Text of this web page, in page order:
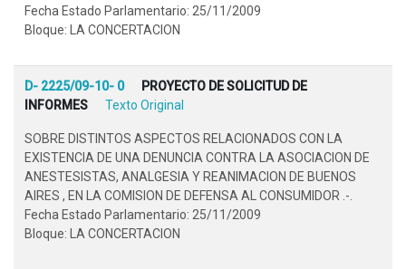
Fecha Estado Parlamentario: 25/11/2009
Bloque: LA CONCERTACION
D- 2225/09-10- 0
PROYECTO DE SOLICITUD DE
INFORMES
Texto Original
SOBRE DISTINTOS ASPECTOS RELACIONADOS CON LA
EXISTENCIA DE UNA DENUNCIA CONTRA LA ASOCIACION DE
ANESTESISTAS, ANALGESIA Y REANIMACION DE BUENOS
AIRES , EN LA COMISION DE DEFENSA AL CONSUMIDOR .-.
Fecha Estado Parlamentario: 25/11/2009
Bloque: LA CONCERTACION